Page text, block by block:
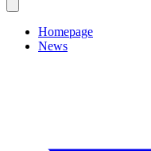
Homepage
News